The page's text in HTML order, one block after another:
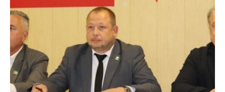
НЕФТЬ
ОПК
ЭНЕРГЕТИКА
РОЗНИЧНАЯ ТОРГОВЛЯ
ТРАНСПОРТ
УСЛУГИ
НОВОСТИ ТЕХНОЛОГИЙ
IT
МЕДИА
ТЕЛЕКОММУНИКАЦИИ
МЕРОПРИЯТИЯ
НОВОСТИ МЕРОПРИЯТИЙ
ВЫЕЗДНАЯ РЕДАКЦИЯ
БИЗНЕС-БРАНЧИ
СПОРТ
НОВОСТИ СПОРТА
ФУТБОЛ
ОБЩЕСТВО
НОВОСТИ ОБЩЕСТВА
ФОТОГАЛЕРЕЯ